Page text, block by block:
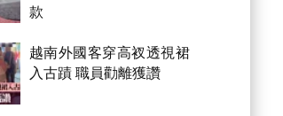
款
越南外國客穿高衩透視裙
入古蹟 職員勸離獲讚